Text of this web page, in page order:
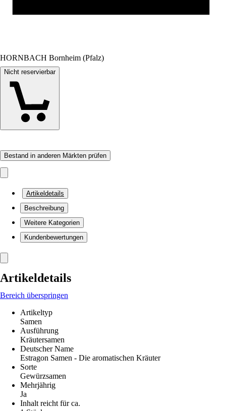
HORNBACH Bornheim (Pfalz)
Nicht reservierbar
Bestand in anderen Märkten prüfen
Artikeldetails
Beschreibung
Weitere Kategorien
Kundenbewertungen
Artikeldetails
Bereich überspringen
Artikeltyp
Samen
Ausführung
Kräutersamen
Deutscher Name
Estragon Samen - Die aromatischen Kräuter
Sorte
Gewürzsamen
Mehrjährig
Ja
Inhalt reicht für ca.